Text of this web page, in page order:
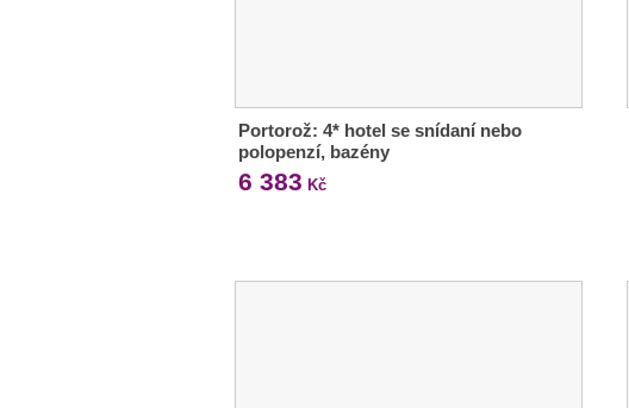
Portorož: 4* hotel se snídaní nebo
polopenzí, bazény
6 383 Kč